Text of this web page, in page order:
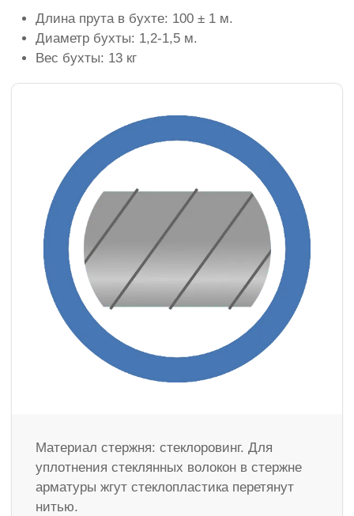
Длина прута в бухте: 100 ± 1 м.
Диаметр бухты: 1,2-1,5 м.
Вес бухты: 13 кг
Материал стержня: стеклоровинг. Для
уплотнения стеклянных волокон в стержне
арматуры жгут стеклопластика перетянут
нитью.